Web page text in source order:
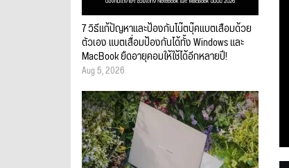
7 วิธีแก้ปัญหาและป้องกันโน๊ตบุ๊คแบตเสื่อมด้วย
ตัวเอง แบตเสื่อมป้องกันได้ทั้ง Windows และ
MacBook ยืดอายุคอมให้ใช้ได้อีกหลายปี!
Aug 5, 2026